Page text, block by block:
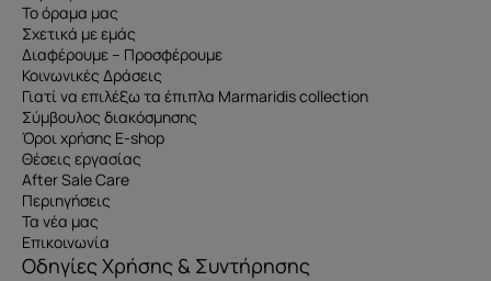
Το όραμα μας
Σχετικά με εμάς
Διαφέρουμε – Προσφέρουμε
Κοινωνικές Δράσεις
Γιατί να επιλέξω τα έπιπλα Marmaridis collection
Σύμβουλος διακόσμησης
Όροι χρήσης E-shop
Θέσεις εργασίας
After Sale Care
Περιηγήσεις
Τα νέα μας
Επικοινωνία
Οδηγίες Χρήσης & Συντήρησης